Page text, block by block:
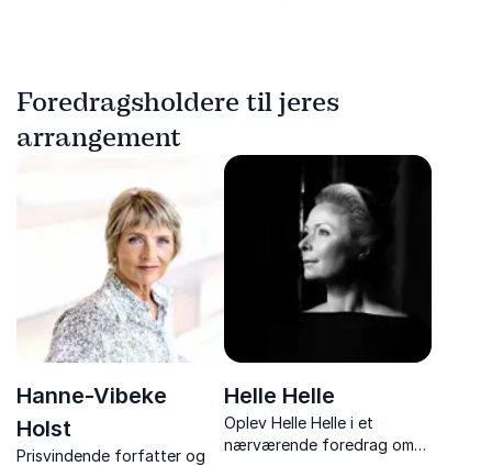
Foredragsholdere til jeres
arrangement
Hanne-Vibeke
Holst
Prisvindende forfatter og
Helle Helle
Oplev Helle Helle i et
nærværende foredrag om